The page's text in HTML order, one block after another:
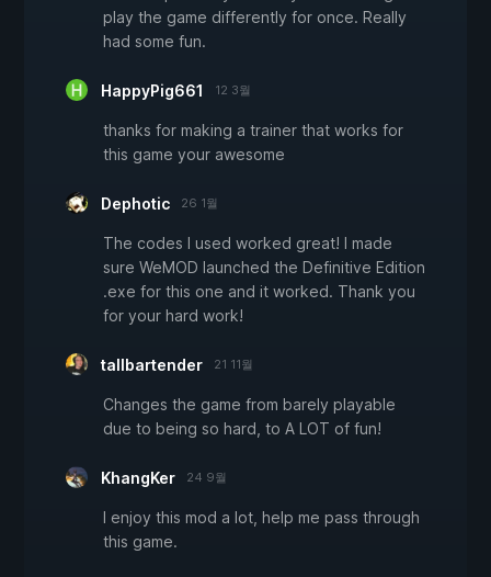
play the game differently for once. Really
had some fun.
HappyPig661 12 3월
thanks for making a trainer that works for
this game your awesome
Dephotic 26 1월
The codes I used worked great! I made
sure WeMOD launched the Definitive Edition
.exe for this one and it worked. Thank you
for your hard work!
tallbartender 21 11월
Changes the game from barely playable
due to being so hard, to A LOT of fun!
KhangKer 24 9월
I enjoy this mod a lot, help me pass through
this game.